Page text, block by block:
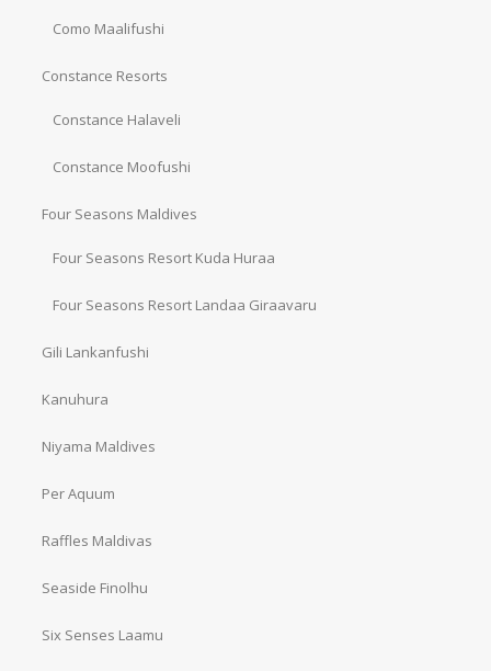
Como Maalifushi
Constance Resorts
Constance Halaveli
Constance Moofushi
Four Seasons Maldives
Four Seasons Resort Kuda Huraa
Four Seasons Resort Landaa Giraavaru
Gili Lankanfushi
Kanuhura
Niyama Maldives
Per Aquum
Raffles Maldivas
Seaside Finolhu
Six Senses Laamu